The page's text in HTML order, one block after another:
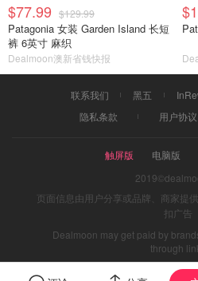
$77.99 $129.99
Patagonia 女装 Garden Island 长短
裤 6英寸 麻织
Dealmoon澳新省钱快报
联系我们 黑五
隐私条款
用户协议
触屏版 电脑版
页面信息由用户分享或品牌、商家提
扣广告
Dealmoon may get paid by
through